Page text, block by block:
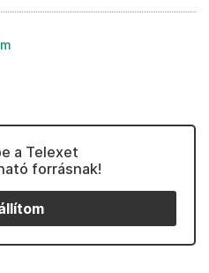
a Telexet
forrásnak!